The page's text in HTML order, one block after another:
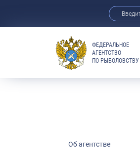
ФЕДЕРАЛЬНОЕ
АГЕНТСТВО
ПО РЫБОЛОВСТВУ
Об агентстве